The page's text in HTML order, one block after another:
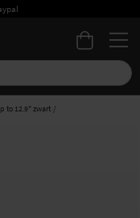
to 12.9" zwart